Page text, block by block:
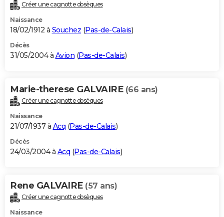
Créer une cagnotte obsèques
Naissance
18/02/1912 à Souchez (Pas-de-Calais)
Décès
31/05/2004 à Avion (Pas-de-Calais)
Marie-therese GALVAIRE (66 ans)
Créer une cagnotte obsèques
Naissance
21/07/1937 à Acq (Pas-de-Calais)
Décès
24/03/2004 à Acq (Pas-de-Calais)
Rene GALVAIRE (57 ans)
Créer une cagnotte obsèques
Naissance